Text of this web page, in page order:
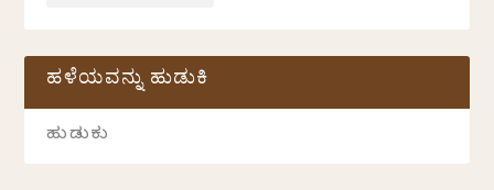
ಹಳೆಯವನ್ನು ಹುಡುಕಿ